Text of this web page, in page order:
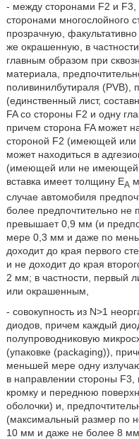
- между сторонами F2 и F3,
сторонами многослойного
прозрачную,
же окрашенную, в
главным образом при
материала,
поливинилбутираля
(единственный лист,
FA со стороны F2 и одну
причем сторона FA может
стороной F2 (имеющей
может находиться в
(имеющей или не имеющей
вставка имеет толщину EA
случае автомобиля
более предпочтительно
превышает 0,9 мм (и
мере 0,3 мм и даже по
доходит до края первого
и не доходит до края
2 мм; в частности, первый
или окрашенным,
- совокупность из N>1
диодов, причем каждый
полупроводниковую
(упаковке (packaging)),
меньшей мере одну
в направлении стороны F3,
кромку и переднюю
оболочки) и,
(максимальный размер по
10 мм и даже не более 8